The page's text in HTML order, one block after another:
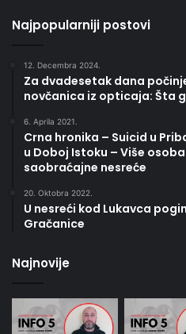
Najpopularniji postovi
12. Decembra 2024.
Za dvadesetak dana
novčanica iz opticaja: Šta
6. Aprila 2021.
Crna hronika – Suicid u
u Doboj Istoku – Više
saobraćajne nesreće
20. Oktobra 2022.
U nesreći kod Lukavca
Gračanice
Najnovije